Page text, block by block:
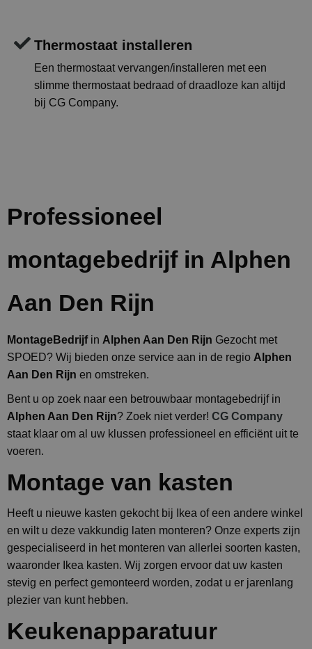
Thermostaat installeren
Een thermostaat vervangen/installeren met een
slimme thermostaat bedraad of draadloze kan altijd
bij CG Company.
Professioneel
montagebedrijf in Alphen
Aan Den Rijn
MontageBedrijfin Alphen Aan Den Rijn Gezocht met
SPOED? Wij bieden onze service aan in de regio Alphen
Aan Den Rijn en omstreken.
Bent u op zoek naar een betrouwbaar montagebedrijf in
Alphen Aan Den Rijn? Zoek niet verder! CG Company
staat klaar om al uw klussen professioneel en efficiënt uit te
voeren.
Montage van kasten
Heeft u nieuwe kasten gekocht bij Ikea of een andere winkel
en wilt u deze vakkundig laten monteren? Onze experts zijn
gespecialiseerd in het monteren van allerlei soorten kasten,
waaronder Ikea kasten. Wij zorgen ervoor dat uw kasten
stevig en perfect gemonteerd worden, zodat u er jarenlang
plezier van kunt hebben.
Keukenapparatuur